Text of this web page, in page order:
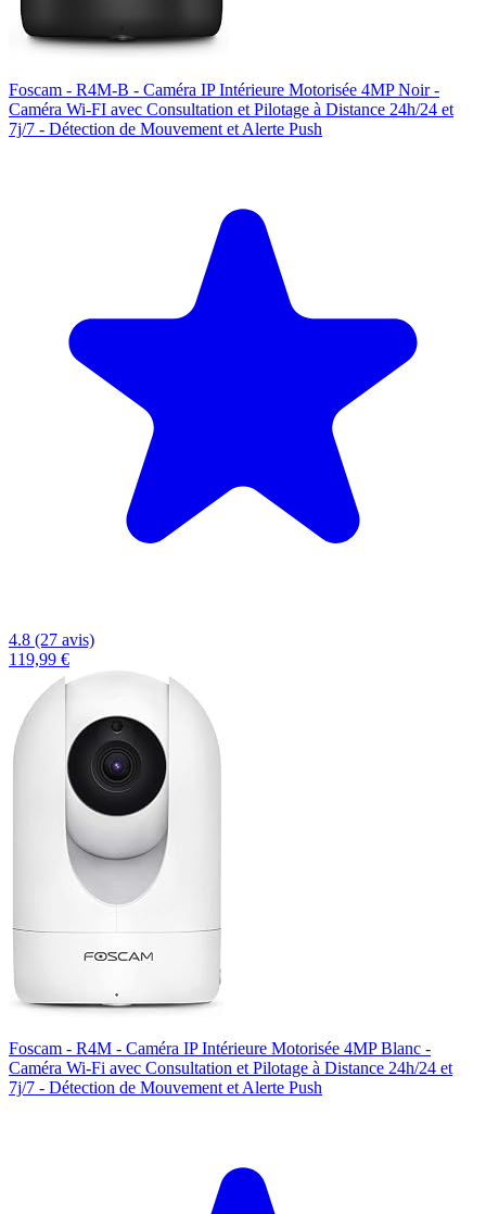
Foscam - R4M-B - Caméra IP Intérieure Motorisée 4MP Noir -
Caméra Wi-FI avec Consultation et Pilotage à Distance 24h/24 et
7j/7 - Détection de Mouvement et Alerte Push
4.8 (27 avis)
119,99 €
Foscam - R4M - Caméra IP Intérieure Motorisée 4MP Blanc -
Caméra Wi-Fi avec Consultation et Pilotage à Distance 24h/24 et
7j/7 - Détection de Mouvement et Alerte Push